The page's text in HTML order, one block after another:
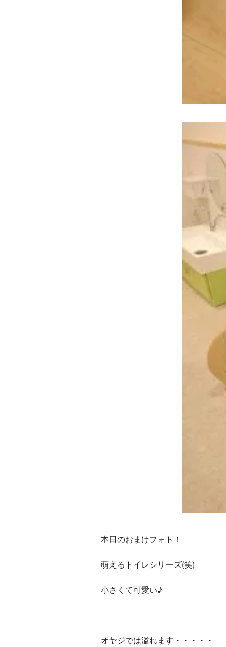
本日のおまけフォト！
萌えるトイレシリーズ(笑)
小さくて可愛い♪
オヤジでは溢れます・・・・・